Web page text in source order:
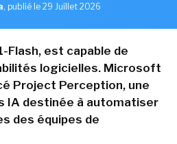
, publié le 29 Juillet 2026
Flash, est capable de
logicielles. Microsoft
Project Perception, une
IA destinée à automatiser
des équipes de